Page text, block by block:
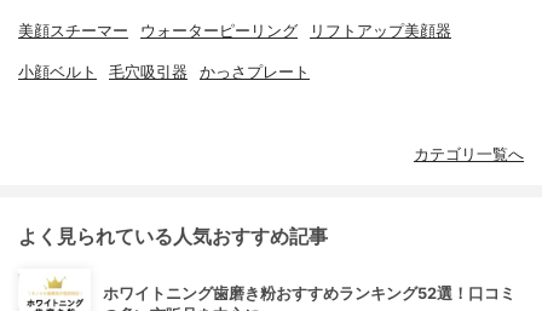
美顔スチーマー ウォーターピーリング リフトアップ美顔器
小顔ベルト 毛穴吸引器 かっさプレート
カテゴリ一覧へ
よく見られている人気おすすめ記事
ホワイトニング歯磨き粉おすすめランキング52選！口コミ